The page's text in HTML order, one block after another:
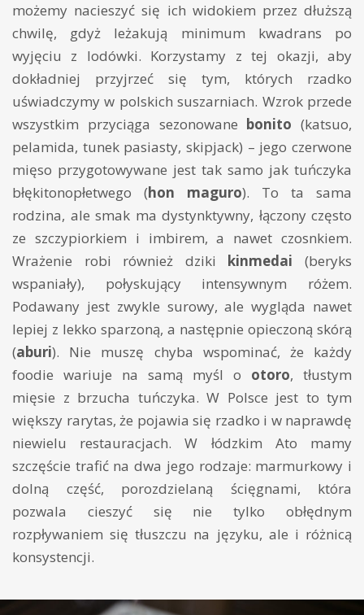
możemy nacieszyć się ich widokiem przez dłuższą
chwilę, gdyż leżakują minimum kwadrans po
wyjęciu z lodówki. Korzystamy z tej okazji, aby
dokładniej przyjrzeć się tym, których rzadko
uświadczymy w polskich suszarniach. Wzrok przede
wszystkim przyciąga sezonowane bonito (katsuo,
pelamida, tunek pasiasty, skipjack) – jego czerwone
mięso przygotowywane jest tak samo jak tuńczyka
błękitonopłetwego (hon maguro). To ta sama
rodzina, ale smak ma dystynktywny, łączony często
ze szczypiorkiem i imbirem, a nawet czosnkiem.
Wrażenie robi również dziki kinmedai (beryks
wspaniały), połyskujący intensywnym różem.
Podawany jest zwykle surowy, ale wygląda nawet
lepiej z lekko sparzoną, a następnie opieczoną skórą
(aburi). Nie muszę chyba wspominać, że każdy
foodie wariuje na samą myśl o otoro, tłustym
mięsie z brzucha tuńczyka. W Polsce jest to tym
większy rarytas, że pojawia się rzadko i w naprawdę
niewielu restauracjach. W łódzkim Ato mamy
szczęście trafić na dwa jego rodzaje: marmurkowy i
dolną część, porozdzielaną ścięgnami, która
pozwala cieszyć się nie tylko obłędnym
rozpływaniem się tłuszczu na języku, ale i różnicą
konsystencji.